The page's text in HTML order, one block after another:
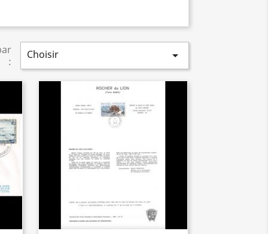
:
Choisir 